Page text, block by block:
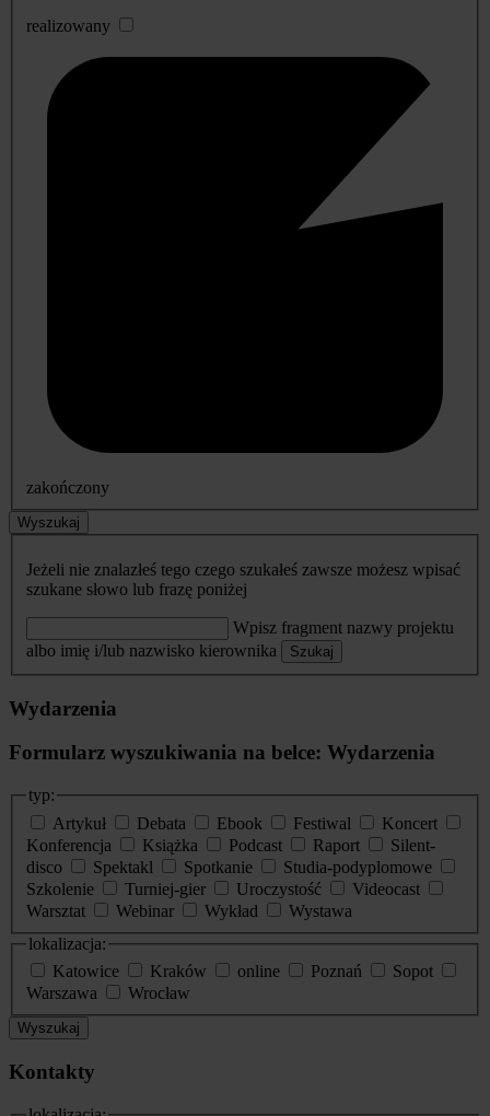
realizowany
zakończony
Wyszukaj
Jeżeli nie znalazłeś tego czego szukałeś zawsze możesz wpisać
szukane słowo lub frazę poniżej
Wpisz fragment nazwy projektu
albo imię i/lub nazwisko kierownika
Szukaj
Wydarzenia
Formularz wyszukiwania na belce: Wydarzenia
typ:
Artykuł
Debata Ebook Festiwal
Koncert
Konferencja
Książka Podcast Raport
Silent-
disco
Spektakl Spotkanie
Studia-podyplomowe
Szkolenie
Turniej-gier Uroczystość
Videocast
Warsztat
Webinar Wykład
Wystawa
lokalizacja:
Katowice
Kraków online Poznań
Sopot
Warszawa
Wrocław
Wyszukaj
Kontakty